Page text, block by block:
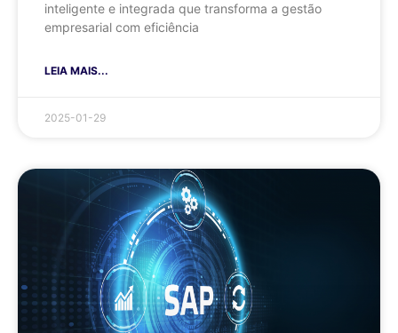
inteligente e integrada que transforma a gestão
empresarial com eficiência
LEIA MAIS...
2025-01-29